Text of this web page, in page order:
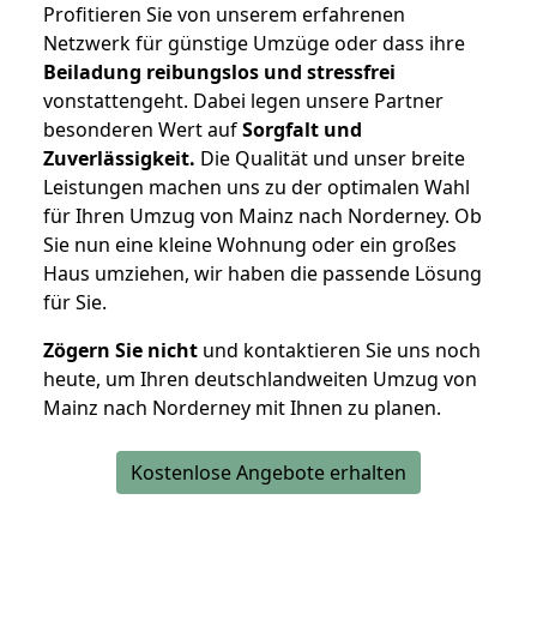
Profitieren Sie von unserem erfahrenen
Netzwerk für günstige Umzüge oder dass ihre
Beiladung reibungslos und stressfrei
vonstattengeht. Dabei legen unsere Partner
besonderen Wert aufSorgfalt und
Zuverlässigkeit. Die Qualität und unser breite
Leistungen machen uns zu der optimalen Wahl
für Ihren Umzug von Mainz nach Norderney. Ob
Sie nun eine kleine Wohnung oder ein großes
Haus umziehen, wir haben die passende Lösung
für Sie.
Zögern Sie nicht und kontaktieren Sie uns noch
heute, um Ihren deutschlandweiten Umzug von
Mainz nach Norderney mit Ihnen zu planen.
Kostenlose Angebote erhalten